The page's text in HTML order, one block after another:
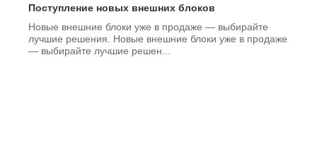
Поступление новых внешних блоков
Новые внешние блоки уже в продаже — выбирайте
лучшие решения. Новые внешние блоки уже в продаже
— выбирайте лучшие решен...